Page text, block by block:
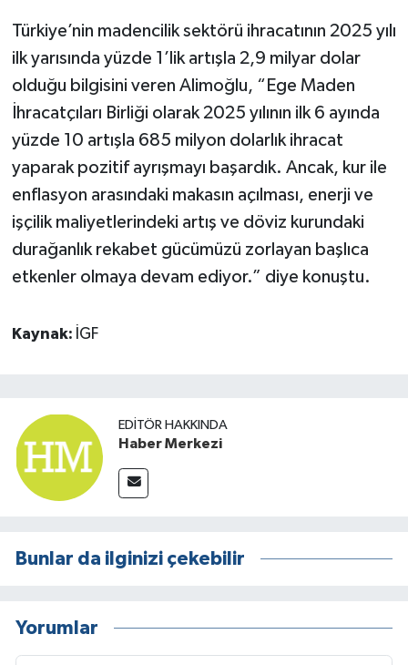
Türkiye’nin madencilik sektörü ihracatının 2025 yılı
ilk yarısında yüzde 1’lik artışla 2,9 milyar dolar
olduğu bilgisini veren Alimoğlu, “Ege Maden
İhracatçıları Birliği olarak 2025 yılının ilk 6 ayında
yüzde 10 artışla 685 milyon dolarlık ihracat
yaparak pozitif ayrışmayı başardık. Ancak, kur ile
enflasyon arasındaki makasın açılması, enerji ve
işçilik maliyetlerindeki artış ve döviz kurundaki
durağanlık rekabet gücümüzü zorlayan başlıca
etkenler olmaya devam ediyor.” diye konuştu.
Kaynak: İGF
EDITÖR HAKKINDA
Haber Merkezi
Bunlar da ilginizi çekebilir
Yorumlar